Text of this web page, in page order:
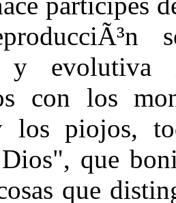
y
con los
los piojos,
que
que